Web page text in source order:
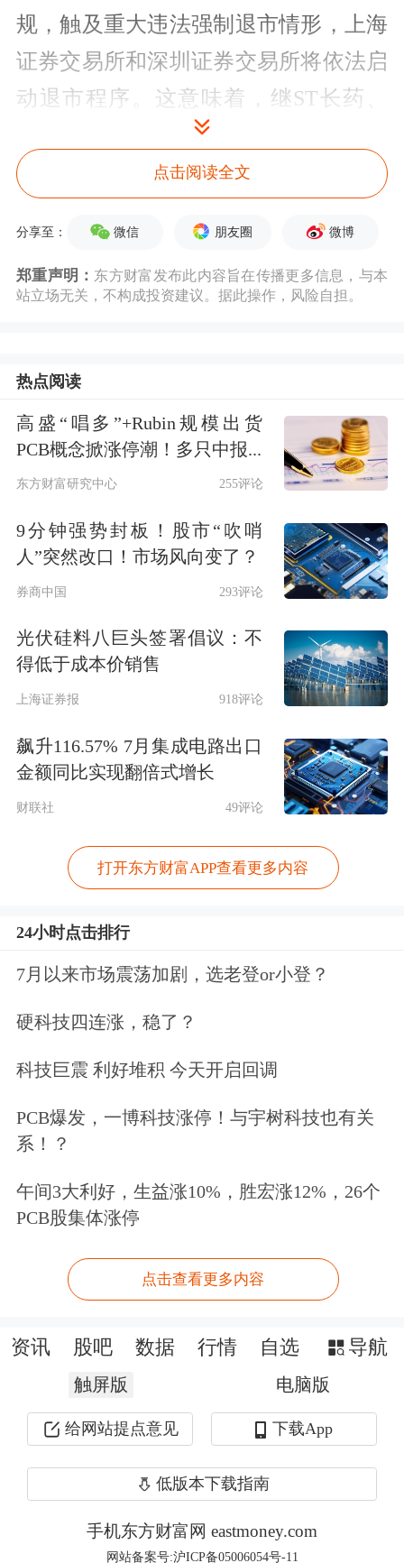
规，触及重大违法强制退市情形，上海
证券交易所和深圳证券交易所将依法启
动退市程序。这意味着，继ST长药、
ST立方之后，2026年以来已有四家上市
公司因重大财务造假锁定退市。
清越科技股票代码688496，于2022年12
月28日在上交所科创板上市，上市后总
股本达4.5亿股，核心实控人为高裕
清越科技主要从事
件的研发、生产和销售。
根据证监会查明的事实及公司公告，清
面。其一，在证券发行文件中编造重大
虚假内容。2021年，公司通过故意少计
虚增利润总额1065.49万元，占其《招
股说明书》中披露的2021年度利润总额
中持续造假。2022年，公司通过类似手
段虚增利润总额4540.21万元，占当年
104.58%；2023年上半年，虚增利润
总额绝对值的145.10%。
4441.99万元出口退税款这一重大事项
的违规行为。基于上述严重违法行为，
证监会拟对清越科技责令改正、给予警
告，并处以高达1.7288亿元的罚款；对
时任董事长兼总经理高裕弟、时任副总
经理穆欣炬、时任财务总监兼董事会秘
书张小波、时任监事会主席吴磊等四名
责任人员合计罚款3300万元，并分别采
点击阅读全文
分享至： 微信 朋友圈 微博
郑重声明： 东方财富发布此内容旨在传播更多信息，与本
站立场无关，不构成投资建议。据此操作，风险自担。
热点阅读
高盛“唱多”+Rubin规模出货
PCB概念掀涨停潮！多只中报...
东方财富研究中心 255评论
9分钟强势封板！股市“吹哨
人”突然改口！市场风向变了？
券商中国 293评论
光伏硅料八巨头签署倡议：不
得低于成本价销售
上海证券报 918评论
飙升116.57% 7月集成电路出口
金额同比实现翻倍式增长
财联社 49评论
打开东方财富APP查看更多内容
24小时点击排行
7月以来市场震荡加剧，选老登or小登？
硬科技四连涨，稳了？
科技巨震 利好堆积 今天开启回调
PCB爆发，一博科技涨停！与宇树科技也有关
系！？
午间3大利好，生益涨10%，胜宏涨12%，26个
PCB股集体涨停
点击查看更多内容
资讯 股吧 数据 行情 自选 导航
触屏版 电脑版
给网站提点意见 下载App
低版本下载指南
手机东方财富网 eastmoney.com
网站备案号:沪ICP备05006054号-11